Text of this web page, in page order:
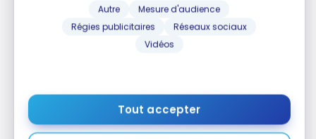
Autre
Mesure d'audience
Régies publicitaires
Réseaux sociaux
Vidéos
Tout accepter
Carte Marriott BonvoyMC American Express
on m’informe que j’ai été surclassé dans une suite
« Fantastic » : une suite à une chambre (lit King).
naturellement, les déjeuners.